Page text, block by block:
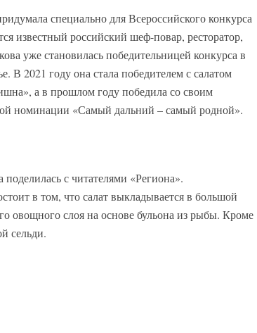
специально для Всероссийского конкурса
известный российский шеф-повар, ресторатор,
уже становилась победительницей конкурса в
2021 году она стала победителем с салатом
а в прошлом году победила со своим
номинации «Самый дальний – самый родной».
с читателями «Региона».
в том, что салат выкладывается в большой
овощного слоя на основе бульона из рыбы. Кроме
сельди.